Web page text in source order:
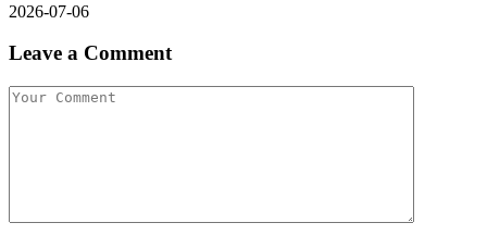
2026-07-06
Leave a Comment